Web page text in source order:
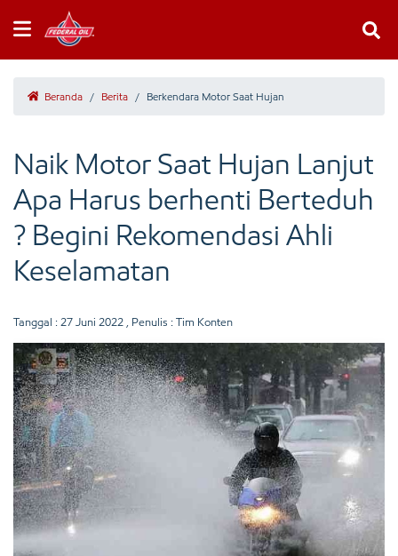
Beranda / Berita / Berkendara Motor Saat Hujan
Naik Motor Saat Hujan Lanjut
Apa Harus berhenti Berteduh
? Begini Rekomendasi Ahli
Keselamatan
Tanggal : 27 Juni 2022 , Penulis : Tim Konten